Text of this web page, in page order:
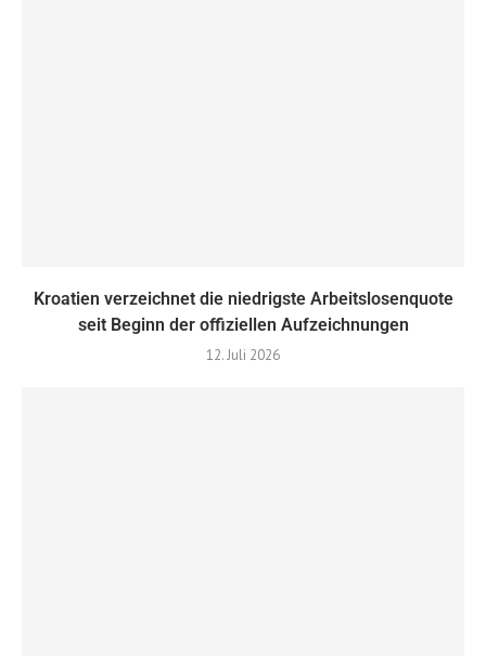
Kroatien verzeichnet die niedrigste Arbeitslosenquote
seit Beginn der offiziellen Aufzeichnungen
12. Juli 2026